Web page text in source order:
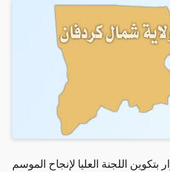
اللجنة العليا لإنجاح الموسم